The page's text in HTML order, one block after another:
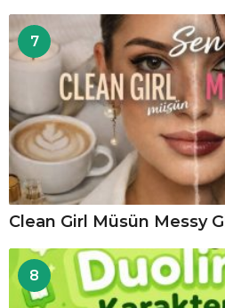
7
Clean Girl Müsün Messy
8